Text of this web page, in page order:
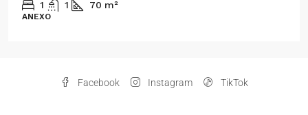
1 1 70 m²
ANEXO
Facebook Instagram TikTok